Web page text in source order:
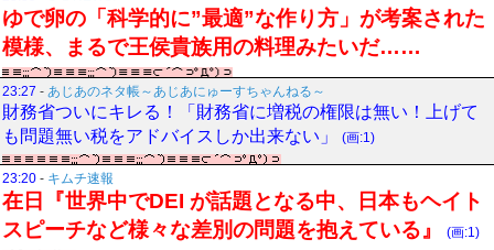
ゆで卵の「科学的に”最適”な作り方」が考案された
模様、まるで王侯貴族用の料理みたいだ……
23:27 - あじあのネタ帳～あじあにゅーすちゃんねる～
財務省ついにキレる！「財務省に増税の権限は無い！上げて
も問題無い税をアドバイスしか出来ない」
(画:1)
23:20 - キムチ速報
在日『世界中でDEI が話題となる中、日本もヘイト
スピーチなど様々な差別の問題を抱えている』
(画:1)